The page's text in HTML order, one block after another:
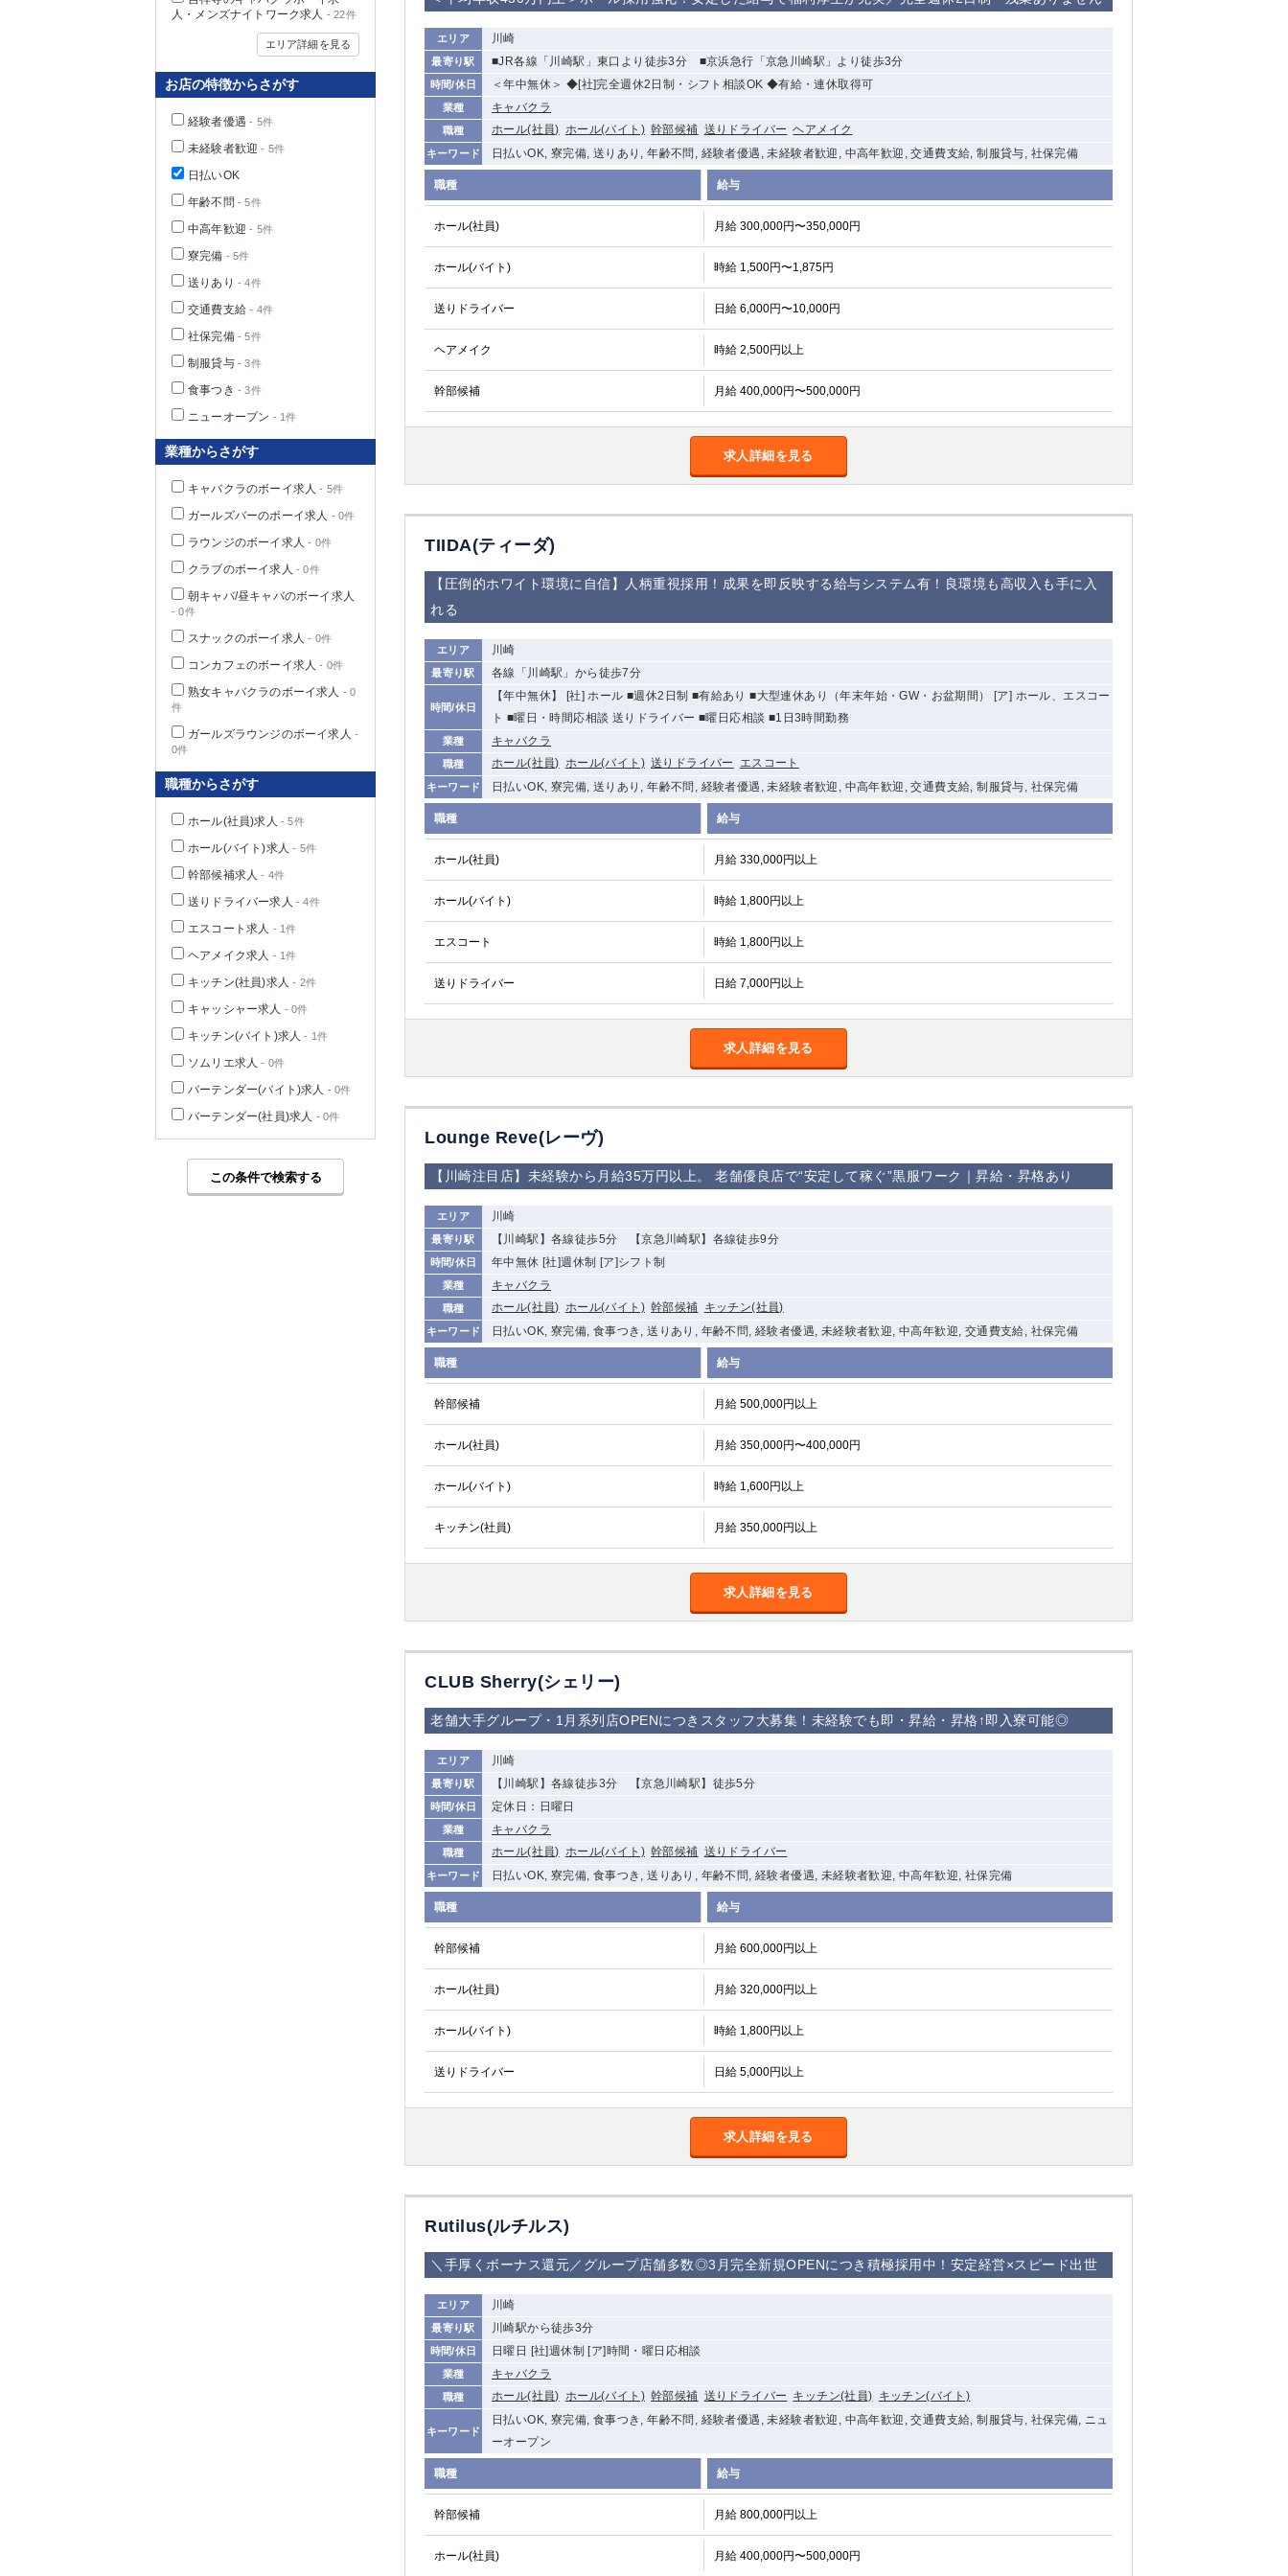
エリア 川崎
最寄り駅 ■JR各線「川崎駅」東口より徒歩3分 ■京浜急行「京急川崎駅」より徒歩3分
時間/休日 ＜年中無休＞ ◆[社]完全週休2日制・シフト相談OK ◆有給・連休取得可
業種 キャバクラ
職種 ホール(社員) ホール(バイト) 幹部候補 送りドライバー ヘアメイク
キーワード 日払いOK, 寮完備, 送りあり, 年齢不問, 経験者優遇, 未経験者歓迎, 中高年歓迎, 交通費支給, 制服貸与, 社保完備
職種 給与
ホール(社員) 月給 300,000円〜350,000円
ホール(バイト) 時給 1,500円〜1,875円
送りドライバー 日給 6,000円〜10,000円
ヘアメイク 時給 2,500円以上
幹部候補 月給 400,000円〜500,000円
求人詳細を見る
TIIDA(ティーダ)
【圧倒的ホワイト環境に自信】人柄重視採用！成果を即反映する給与システム有！良環境も高収入も手に入
れる
エリア 川崎
最寄り駅 各線「川崎駅」から徒歩7分
時間/休日
【年中無休】 [社] ホール ■週休2日制 ■有給あり ■大型連休あり（年末年始・GW・お盆期間） [ア] ホール、エスコー
ト ■曜日・時間応相談 送りドライバー ■曜日応相談 ■1日3時間勤務
業種 キャバクラ
職種 ホール(社員) ホール(バイト) 送りドライバー エスコート
キーワード 日払いOK, 寮完備, 送りあり, 年齢不問, 経験者優遇, 未経験者歓迎, 中高年歓迎, 交通費支給, 制服貸与, 社保完備
職種 給与
ホール(社員) 月給 330,000円以上
ホール(バイト) 時給 1,800円以上
エスコート 時給 1,800円以上
送りドライバー 日給 7,000円以上
求人詳細を見る
Lounge Reve(レーヴ)
【川崎注目店】未経験から月給35万円以上。 老舗優良店で“安定して稼ぐ”黒服ワーク｜昇給・昇格あり
エリア 川崎
最寄り駅 【川崎駅】各線徒歩5分 【京急川崎駅】各線徒歩9分
時間/休日 年中無休 [社]週休制 [ア]シフト制
業種 キャバクラ
職種 ホール(社員) ホール(バイト) 幹部候補 キッチン(社員)
キーワード 日払いOK, 寮完備, 食事つき, 送りあり, 年齢不問, 経験者優遇, 未経験者歓迎, 中高年歓迎, 交通費支給, 社保完備
職種 給与
幹部候補 月給 500,000円以上
ホール(社員) 月給 350,000円〜400,000円
ホール(バイト) 時給 1,600円以上
キッチン(社員) 月給 350,000円以上
求人詳細を見る
CLUB Sherry(シェリー)
老舗大手グループ・1月系列店OPENにつきスタッフ大募集！未経験でも即・昇給・昇格↑即入寮可能◎
エリア 川崎
最寄り駅 【川崎駅】各線徒歩3分 【京急川崎駅】徒歩5分
時間/休日 定休日：日曜日
業種 キャバクラ
職種 ホール(社員) ホール(バイト) 幹部候補 送りドライバー
キーワード 日払いOK, 寮完備, 食事つき, 送りあり, 年齢不問, 経験者優遇, 未経験者歓迎, 中高年歓迎, 社保完備
職種 給与
幹部候補 月給 600,000円以上
ホール(社員) 月給 320,000円以上
ホール(バイト) 時給 1,800円以上
送りドライバー 日給 5,000円以上
求人詳細を見る
Rutilus(ルチルス)
＼手厚くボーナス還元／グループ店舗多数◎3月完全新規OPENにつき積極採用中！安定経営×スピード出世
エリア 川崎
最寄り駅 川崎駅から徒歩3分
時間/休日 日曜日 [社]週休制 [ア]時間・曜日応相談
業種 キャバクラ
職種 ホール(社員) ホール(バイト) 幹部候補 送りドライバー キッチン(社員) キッチン(バイト)
キーワード
日払いOK, 寮完備, 食事つき, 年齢不問, 経験者優遇, 未経験者歓迎, 中高年歓迎, 交通費支給, 制服貸与, 社保完備, ニュ
ーオープン
職種 給与
幹部候補 月給 800,000円以上
ホール(社員) 月給 400,000円〜500,000円
人・メンズナイトワーク求人 - 22件
エリア詳細を見る
お店の特徴からさがす
経験者優遇 - 5件
未経験者歓迎 - 5件
日払いOK
年齢不問 - 5件
中高年歓迎 - 5件
寮完備 - 5件
送りあり - 4件
交通費支給 - 4件
社保完備- 5件
制服貸与- 3件
食事つき - 3件
ニューオープン - 1件
業種からさがす
キャバクラのボーイ求人 - 5件
ガールズバーのボーイ求人 - 0件
ラウンジのボーイ求人 - 0件
クラブのボーイ求人 - 0件
朝キャバ/昼キャバのボーイ求人
- 0件
スナックのボーイ求人 - 0件
コンカフェのボーイ求人 - 0件
熟女キャバクラのボーイ求人 - 0
件
ガールズラウンジのボーイ求人 -
0件
職種からさがす
ホール(社員)求人 - 5件
ホール(バイト)求人 - 5件
幹部候補求人 - 4件
送りドライバー求人 - 4件
エスコート求人 - 1件
ヘアメイク求人 - 1件
キッチン(社員)求人 - 2件
キャッシャー求人 - 0件
キッチン(バイト)求人 - 1件
ソムリエ求人 - 0件
バーテンダー(バイト)求人 - 0件
バーテンダー(社員)求人 - 0件
この条件で検索する
から徒歩10分
①歌舞伎町 ②
新宿
①東武練馬 ②
成増・板橋 ③
大山 ②池袋
池袋東口 大井町
下赤塚 竹ノ塚 三鷹 亀戸
荻窪
浅草 新小岩 幡ヶ谷
祖師ヶ谷大蔵
五井
関内 横浜 川崎 溝の口
本厚木
新横浜
武蔵小杉
小田原
横浜・桜木町
関内・馬車道・
日ノ出町
武蔵新城 元住吉
茅ヶ崎 戸塚 たまプラーザ 大船
相模原
厚木
桜木町
大宮 川越
南浦和
所沢 熊谷
獨協大学前＜草
加松原＞
北浦和（西口）
千葉県
茂原
浦安
宇都宮 小山
東武宇都宮（宇
茨城県 土浦
群馬県 高崎 館林
該当求人 0件 選択した内容で設定